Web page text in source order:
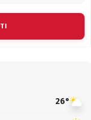
26°